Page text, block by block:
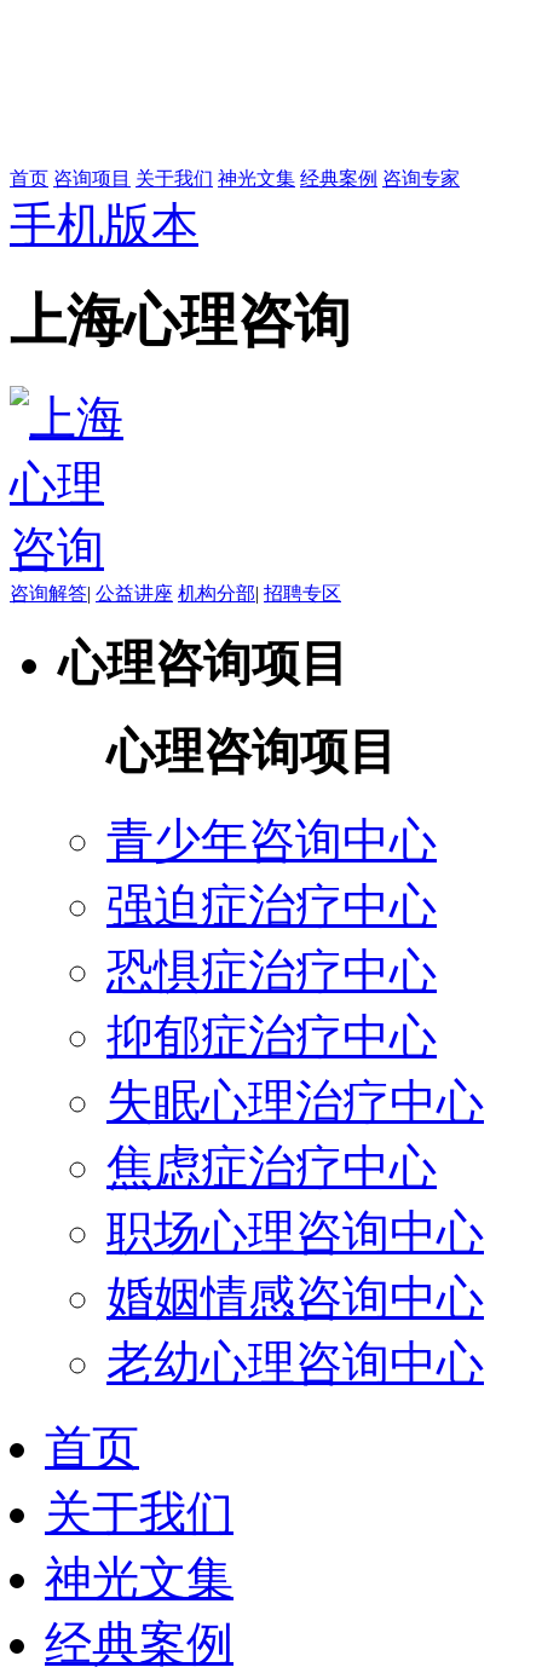
首页 咨询项目 关于我们 神光文集 经典案例 咨询专家
手机版本
上海心理咨询
咨询解答| 公益讲座 机构分部| 招聘专区
心理咨询项目
心理咨询项目
青少年咨询中心
强迫症治疗中心
恐惧症治疗中心
抑郁症治疗中心
失眠心理治疗中心
焦虑症治疗中心
职场心理咨询中心
婚姻情感咨询中心
老幼心理咨询中心
首页
关于我们
神光文集
经典案例